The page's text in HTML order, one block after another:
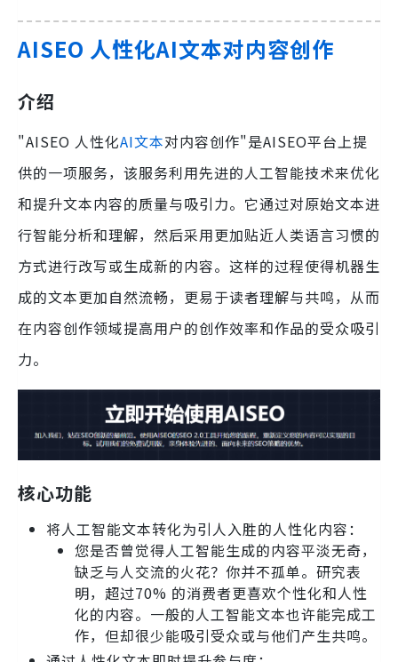
AISEO 人性化AI文本对内容创作
介绍
"AISEO 人性化AI文本对内容创作"是AISEO平台上提
供的一项服务，该服务利用先进的人工智能技术来优化
和提升文本内容的质量与吸引力。它通过对原始文本进
行智能分析和理解，然后采用更加贴近人类语言习惯的
方式进行改写或生成新的内容。这样的过程使得机器生
成的文本更加自然流畅，更易于读者理解与共鸣，从而
在内容创作领域提高用户的创作效率和作品的受众吸引
力。
核心功能
将人工智能文本转化为引人入胜的人性化内容：
您是否曾觉得人工智能生成的内容平淡无奇，
缺乏与人交流的火花？你并不孤单。研究表
明，超过70% 的消费者更喜欢个性化和人性
化的内容。一般的人工智能文本也许能完成工
作，但却很少能吸引受众或与他们产生共鸣。